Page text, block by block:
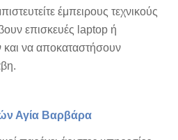
έμπειρους τεχνικούς
επισκευές laptop ή
και να αποκαταστήσουν
Αγία Βαρβάρα